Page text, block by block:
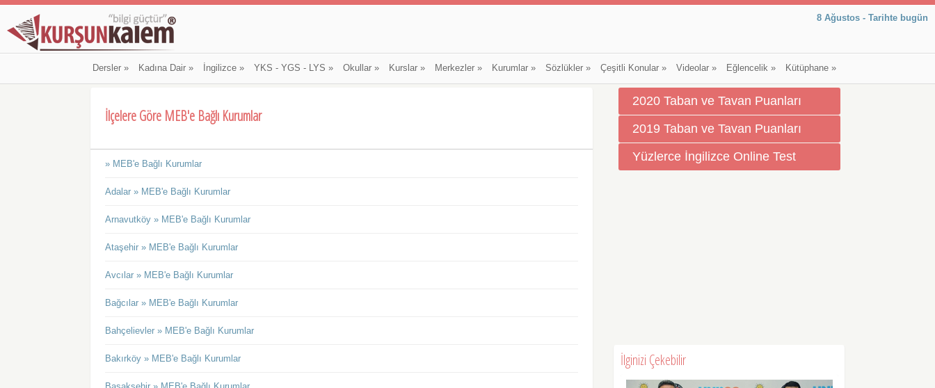
8 Ağustos - Tarihte bugün
Dersler» Kadına Dair» İngilizce» YKS - YGS - LYS » Okullar» Kurslar» Merkezler» Kurumlar» Sözlükler» Çeşitli Konular» Videolar» Eğlencelik» Kütüphane»
İlçelere Göre MEB'e Bağlı Kurumlar
» MEB'e Bağlı Kurumlar
Adalar » MEB'e Bağlı Kurumlar
Arnavutköy » MEB'e Bağlı Kurumlar
Ataşehir » MEB'e Bağlı Kurumlar
Avcılar » MEB'e Bağlı Kurumlar
Bağcılar » MEB'e Bağlı Kurumlar
Bahçelievler » MEB'e Bağlı Kurumlar
Bakırköy » MEB'e Bağlı Kurumlar
2020 Taban ve Tavan Puanları
2019 Taban ve Tavan Puanları
Yüzlerce İngilizce Online Test
İlginizi Çekebilir